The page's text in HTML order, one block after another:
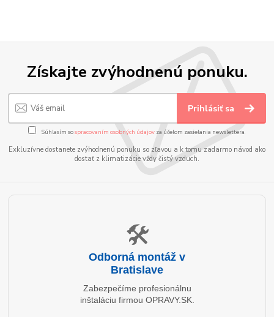
Získajte zvýhodnenú ponuku.
Prihlásiť sa
Súhlasím sospracovaním osobných údajov za účelom zasielania newslettera.
Exkluzívne dostanete zvýhodnenú ponuku so zľavou a k tomu zadarmo návod ako
dostať z klimatizácie vždy čistý vzduch.
🛠️
Odborná montáž v
Bratislave
Zabezpečíme profesionálnu
inštaláciu firmou OPRAVY.SK.